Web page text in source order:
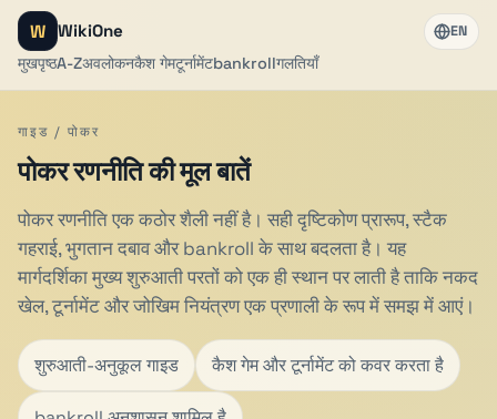
W WikiOne
मुखपृष्ठA-Zअवलोकनकैश गेमटूर्नामेंटbankrollगलतियाँ
EN
गाइड / पोकर
पोकर रणनीति की मूल बातें
पोकर रणनीति एक कठोर शैली नहीं है। सही दृष्टिकोण प्रारूप, स्टैक
गहराई, भुगतान दबाव और bankroll के साथ बदलता है। यह
मार्गदर्शिका मुख्य शुरुआती परतों को एक ही स्थान पर लाती है ताकि नकद
खेल, टूर्नामेंट और जोखिम नियंत्रण एक प्रणाली के रूप में समझ में आएं।
शुरुआती-अनुकूल गाइड कैश गेम और टूर्नामेंट को कवर करता है